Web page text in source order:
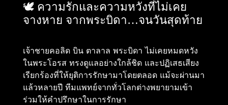
🕊 ความรักและความหวังที่ไม่เคย
จางหาย จากพระบิดา…จนวันสุดท้าย
เจ้าชายคอลิด บิน ตาลาล พระบิดา ไม่เคยหมดหวัง
ในพระโอรส ทรงดูแลอย่างใกล้ชิด และปฏิเสธเสียง
เรียกร้องที่ให้ยุติการรักษามาโดยตลอด แม้จะผ่านมา
แล้วหลายปี ทีมแพทย์จากทั่วโลกต่างพยายามเข้า
ร่วมให้คำปรึกษาในการรักษา